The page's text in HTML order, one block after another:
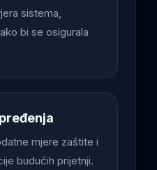
sistema,
bi se osigurala
mjere zaštite i
budućih prijetnji.